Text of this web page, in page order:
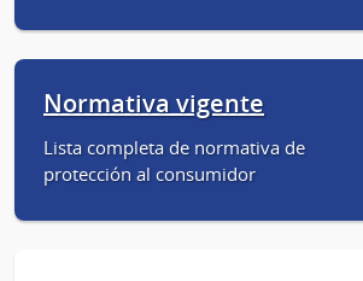
Normativa vigente
Lista completa de normativa de
protección al consumidor